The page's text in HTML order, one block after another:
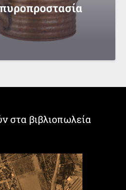
στα βιβλιοπωλεία